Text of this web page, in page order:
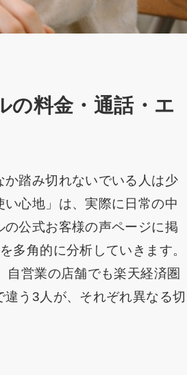
の料金・通話・エ
か踏み切れないでいる人は少
心地」は、実際に日常の中
公式お客様の声ページに掲
多角的に分析していきます。
営業の店舗でも楽天経済圏
う3人が、それぞれ異なる切